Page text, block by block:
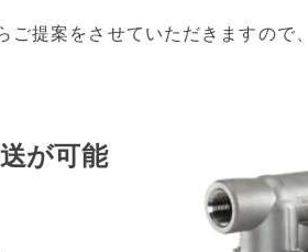
提案をさせていただきますので
が可能